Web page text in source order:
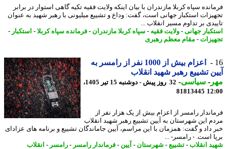
سپاه کربلا مازندران با بیان اینکه ولایت فقیه تکیه گاهی استوار در برابر
استکبار جهانی است، گفت: وداع و تشییع میلیونی با رهبر شهید به عنوان
بر تداوم مسیر انقلاب ...
جهانی-ولایت فقیه -سپاه کربلا مازندران- فرمانده سپاه کربلا- استکبار-
- مقام معظم رهبری
اعزام بیش از 1000 نفر از رامسر به
تشییع رهبر شهید انقلاب
-سیاسی-
32 روز پیش - دوشنبه 15 تیر 1405،
81813445
رامسر از اعزام بیش از یک هزار نفر از
این شهرستان به آیین تشییع رهبر شهید انقلاب
داد و گفت: همزمان با این مراسم، آیین جاماندگان تشییع و برنامه های عزادای
است. - رامسر- ...
انقلاب-تشییع-شهرستان-آیین -فرماندار رامسر-رامسر-انقلاب